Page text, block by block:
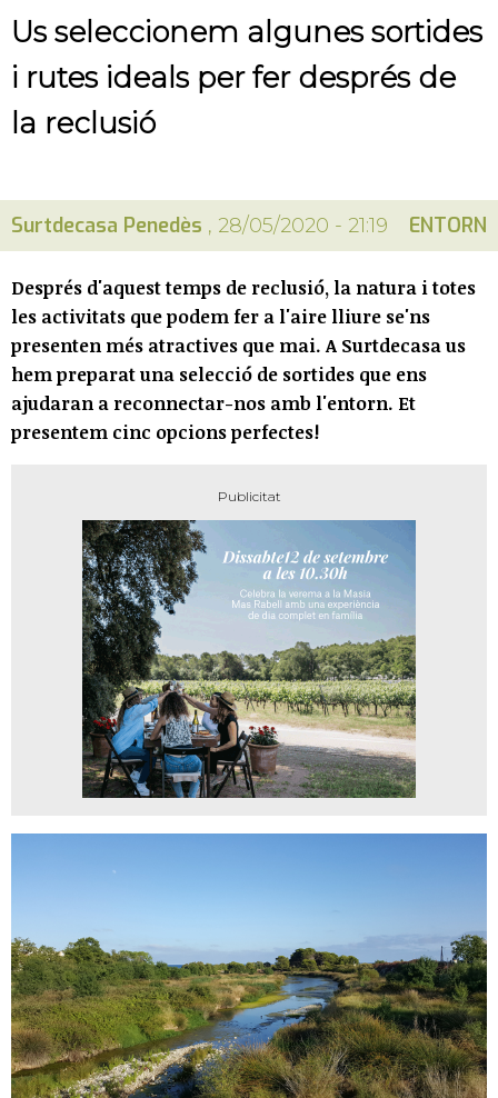
Us seleccionem algunes sortides
i rutes ideals per fer després de
la reclusió
Surtdecasa Penedès , 28/05/2020 - 21:19 ENTORN
Després d'aquest temps de reclusió, la natura i totes
les activitats que podem fer a l'aire lliure se'ns
presenten més atractives que mai. A Surtdecasa us
hem preparat una selecció de sortides que ens
ajudaran a reconnectar-nos amb l'entorn. Et
presentem cinc opcions perfectes!